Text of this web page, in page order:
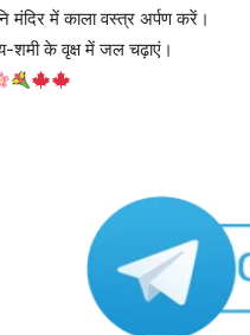
में काला वस्त्र अर्पण करें।
शमी के वृक्ष में जल चढ़ाएं।